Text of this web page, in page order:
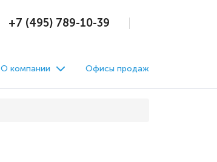
+7 (495) 789-10-39
О компании Офисы продаж